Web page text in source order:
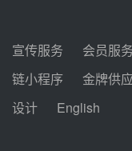
宣传服务 会员服务
链小程序
金牌供
设计
English